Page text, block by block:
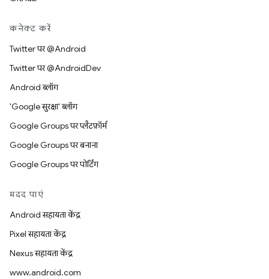
कनेक्ट करें
Twitter पर @Android
Twitter पर @AndroidDev
Android ब्लॉग
'Google सुरक्षा' ब्लॉग
Google Groups पर प्लैटफ़ॉर्म
Google Groups पर बनाना
Google Groups पर पोर्टिंग
मदद पाएं
Android सहायता केंद्र
Pixel सहायता केंद्र
Nexus सहायता केंद्र
www.android.com